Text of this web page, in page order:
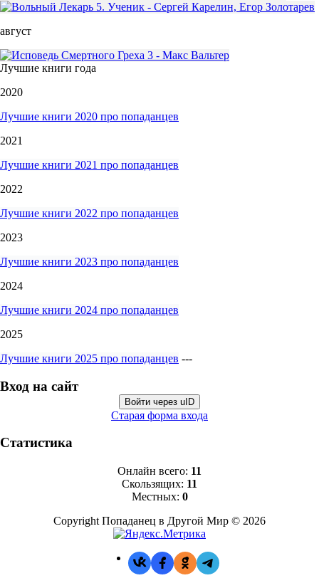
август
Лучшие книги года
2020
Лучшие книги 2020 про попаданцев
2021
Лучшие книги 2021 про попаданцев
2022
Лучшие книги 2022 про попаданцев
2023
Лучшие книги 2023 про попаданцев
2024
Лучшие книги 2024 про попаданцев
2025
Лучшие книги 2025 про попаданцев ---
Вход на сайт
Войти через uID
Старая форма входа
Статистика
Онлайн всего: 11
Скользящих: 11
Местных: 0
Copyright Попаданец в Другой Мир © 2026